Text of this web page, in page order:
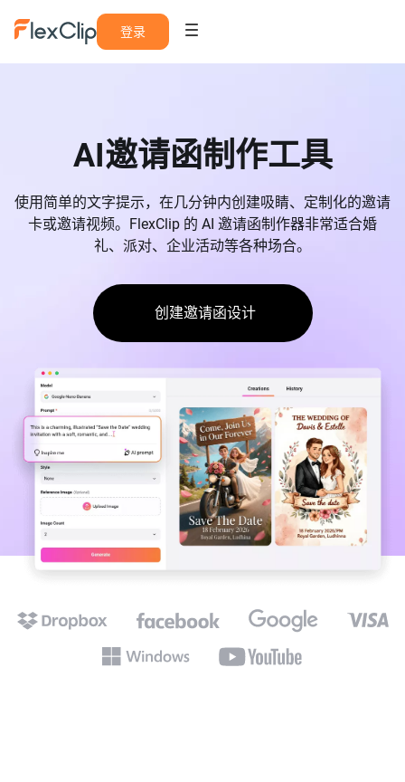
登录
AI邀请函制作工具
使用简单的文字提示，在几分钟内创建吸睛、定制化的邀请
卡或邀请视频。FlexClip 的 AI 邀请函制作器非常适合婚
礼、派对、企业活动等各种场合。
创建邀请函设计